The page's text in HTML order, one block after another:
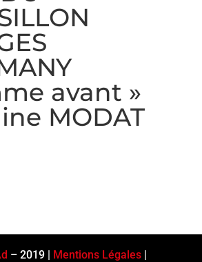
avant »
MODAT
– 2019 | Mentions Légales|